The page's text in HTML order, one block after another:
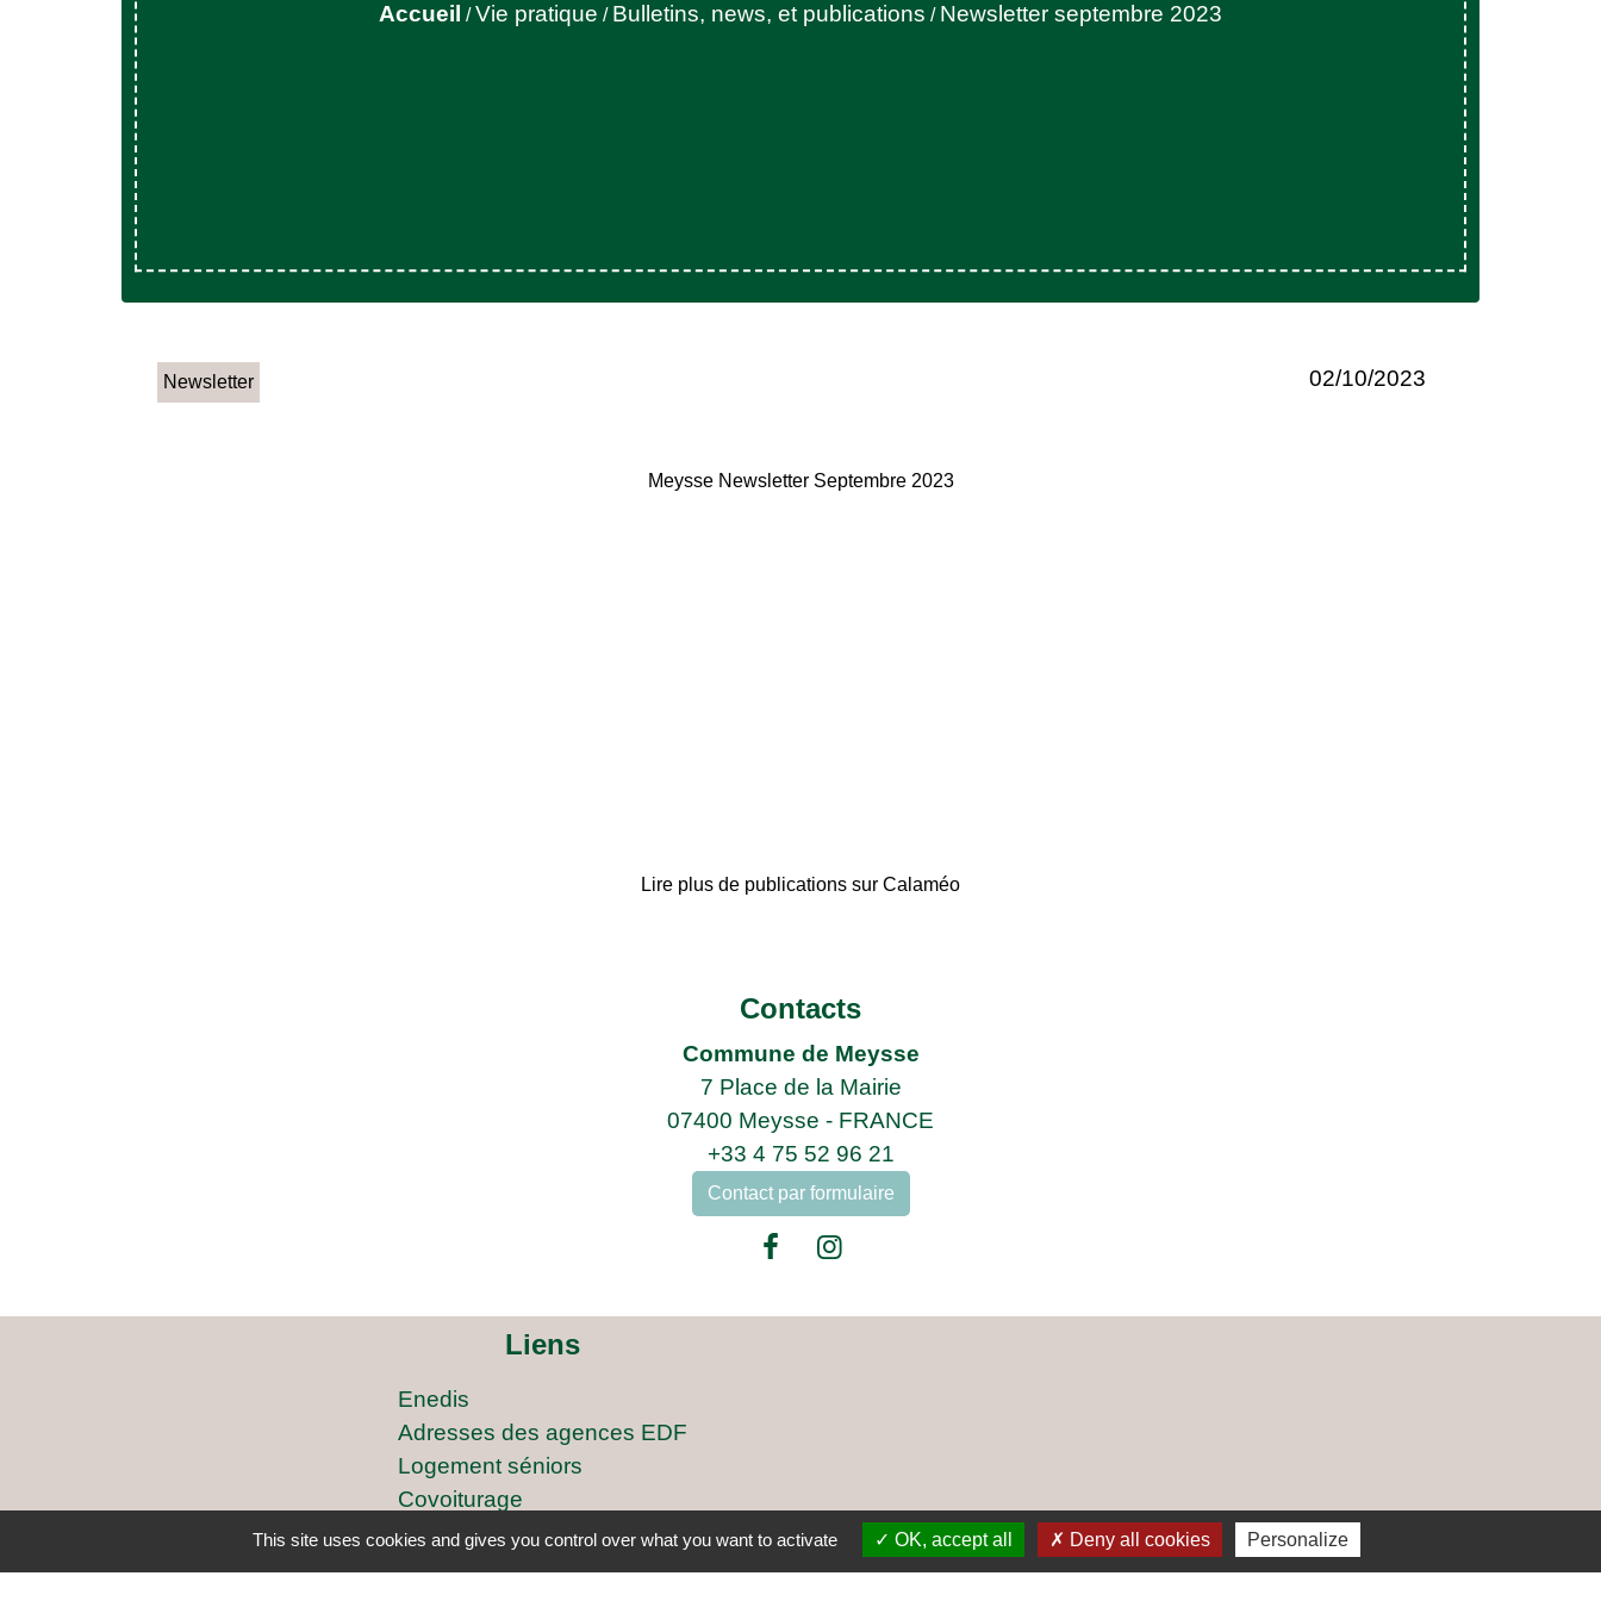
Accueil /Vie pratique / Bulletins, news, et publications / Newsletter septembre 2023
Newsletter 02/10/2023
Meysse Newsletter Septembre 2023
Lire plus de publications sur Calaméo
Contacts
Commune de Meysse
7 Place de la Mairie
07400 Meysse - FRANCE
+33 4 75 52 96 21
Contact par formulaire
Liens
Enedis
Adresses des agences EDF
Logement séniors
Covoiturage
ARCICEN
This site uses cookies and gives you control over what you want to activate OK, accept all Deny all cookies Personalize